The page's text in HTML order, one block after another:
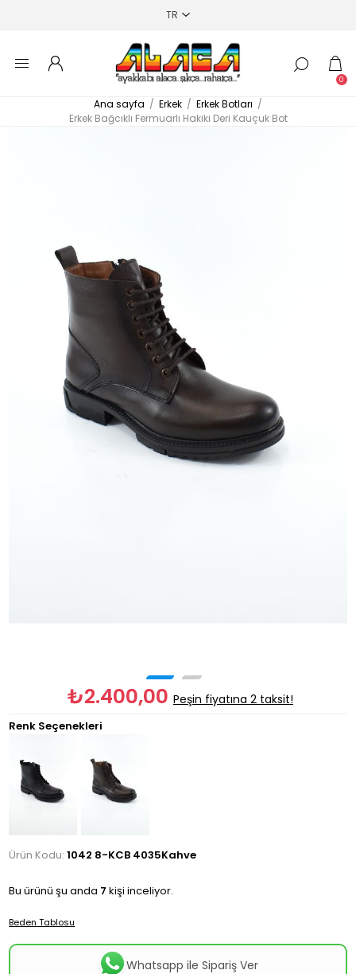
0
Ana sayfa / Erkek / Erkek Botları /
Erkek Bağcıklı Fermuarlı Hakiki Deri Kauçuk Bot
₺2.400,00 Peşin fiyatına 2 taksit!
Renk Seçenekleri
Ürün Kodu: 1042 8-KCB 4035Kahve
Bu ürünü şu anda 7 kişi inceliyor.
Beden Tablosu
Whatsapp ile Sipariş Ver